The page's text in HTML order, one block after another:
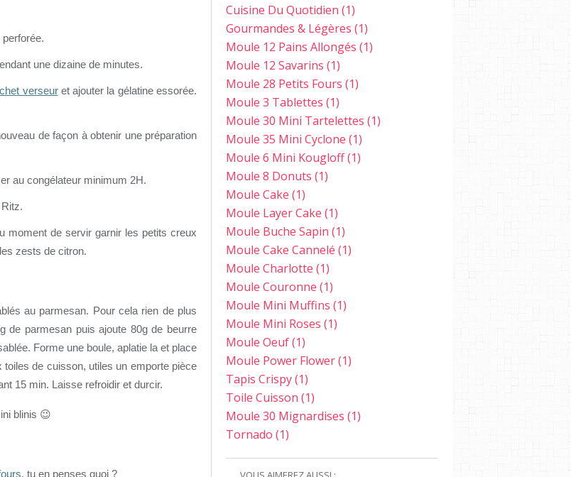
une dizaine de minutes.
verseuret ajouter la gélatine essorée.
de façon à obtenir une préparation
au congélateur minimum 2H.
moment de servir garnir les petits creux
zests de citron.
au parmesan. Pour cela rien de plus
de parmesan puis ajoute 80g de beurre
Forme une boule, aplatie la et place
toiles de cuisson, utiles un emporte pièce
15 min. Laisse refroidir et durcir.
blinis 😉
, tu en penses quoi ?
Cuisine Du Quotidien (1)
Gourmandes & Légères (1)
Moule 12 Pains Allongés (1)
Moule 12 Savarins (1)
Moule 28 Petits Fours (1)
Moule 3 Tablettes (1)
Moule 30 Mini Tartelettes (1)
Moule 35 Mini Cyclone (1)
Moule 6 Mini Kougloff(1)
Moule 8 Donuts (1)
Moule Cake (1)
Moule Layer Cake (1)
Moule Buche Sapin (1)
Moule Cake Cannelé (1)
Moule Charlotte (1)
Moule Couronne (1)
Moule Mini Muffins (1)
Moule Mini Roses (1)
Moule Oeuf(1)
Moule Power Flower(1)
Tapis Crispy(1)
Toile Cuisson (1)
Moule 30 Mignardises (1)
Tornado (1)